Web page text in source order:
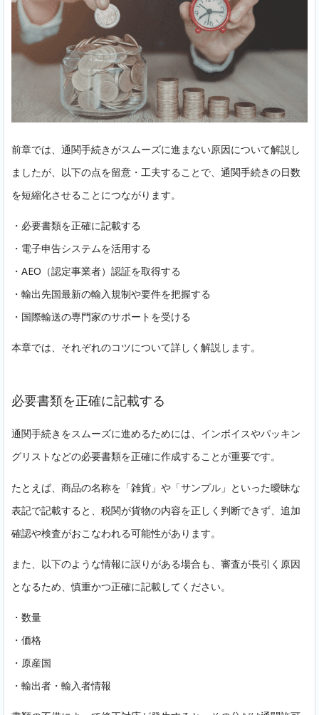
前章では、通関手続きがスムーズに進まない原因について解説し
ましたが、以下の点を留意・工夫することで、通関手続きの日数
を短縮化させることにつながります。
・必要書類を正確に記載する
・電子申告システムを活用する
・AEO（認定事業者）認証を取得する
・輸出先国最新の輸入規制や要件を把握する
・国際輸送の専門家のサポートを受ける
本章では、それぞれのコツについて詳しく解説します。
必要書類を正確に記載する
通関手続きをスムーズに進めるためには、インボイスやパッキン
グリストなどの必要書類を正確に作成することが重要です。
たとえば、商品の名称を「雑貨」や「サンプル」といった曖昧な
表記で記載すると、税関が貨物の内容を正しく判断できず、追加
確認や検査がおこなわれる可能性があります。
また、以下のような情報に誤りがある場合も、審査が長引く原因
となるため、慎重かつ正確に記載してください。
・数量
・価格
・原産国
・輸出者・輸入者情報